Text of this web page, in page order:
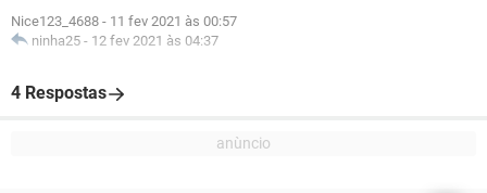
Nice123_4688 - 11 fev 2021 às 00:57
ninha25 - 12 fev 2021 às 04:37
4 Respostas